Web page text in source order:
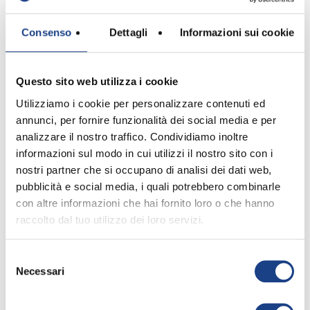
Consenso Dettagli Informazioni sui cookie
Questo sito web utilizza i cookie
Utilizziamo i cookie per personalizzare contenuti ed
annunci, per fornire funzionalità dei social media e per
analizzare il nostro traffico. Condividiamo inoltre
informazioni sul modo in cui utilizzi il nostro sito con i
nostri partner che si occupano di analisi dei dati web,
pubblicità e social media, i quali potrebbero combinarle
con altre informazioni che hai fornito loro o che hanno
raccolto dal tuo utilizzo dei loro servizi.
delNecessari
colora il cielo dentro di noi,
Sono nuvole, sono il sereno, sono il
E non sai se poi ti passerà,
Ma davvero basta solo parlare
E la soluzione si troverà.
Se le cose nuove fanno un po' paura,
tira fuori la curiosità,
Ogni giorno è davvero un'avventura,
Il domani ti sorprenderà!
Prendi un'emozione, chiamala per
Prendila per mano, seguila pian piano,
Cacciolo - Zecchino D'Oro 2015
play_circle_filled
Prendi un'emozione - Il Piccolo
Coro "Mariele Ventre"